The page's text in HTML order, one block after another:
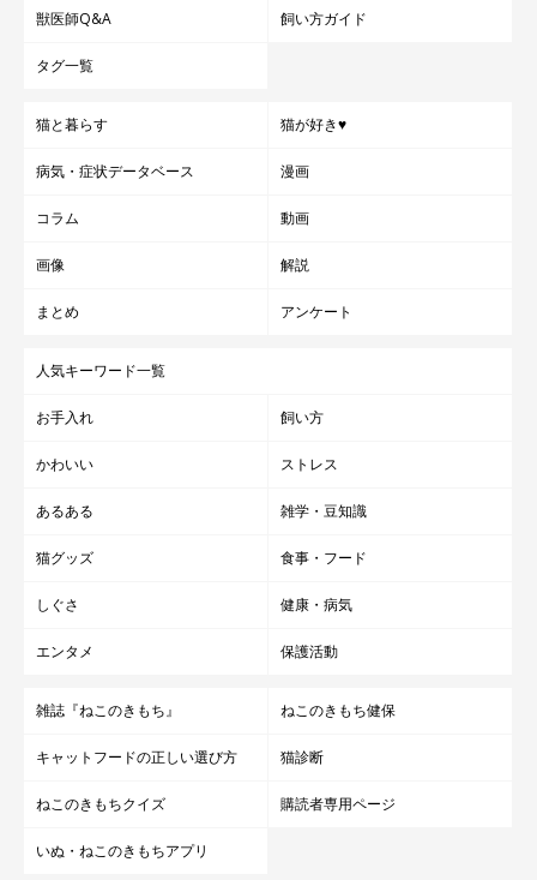
獣医師Q&A 飼い方ガイド
タグ一覧
猫と暮らす 猫が好き♥
病気・症状データベース 漫画
コラム 動画
画像 解説
まとめ アンケート
人気キーワード一覧
お手入れ 飼い方
かわいい ストレス
あるある 雑学・豆知識
猫グッズ 食事・フード
しぐさ 健康・病気
エンタメ 保護活動
雑誌『ねこのきもち』 ねこのきもち健保
キャットフードの正しい選び方 猫診断
ねこのきもちクイズ 購読者専用ページ
いぬ・ねこのきもちアプリ